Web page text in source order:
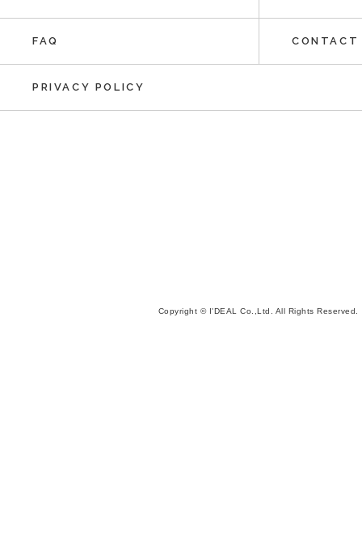
FAQ CONTACT
PRIVACY POLICY
Copyright © I'DEAL Co.,Ltd. All Rights Reserved.